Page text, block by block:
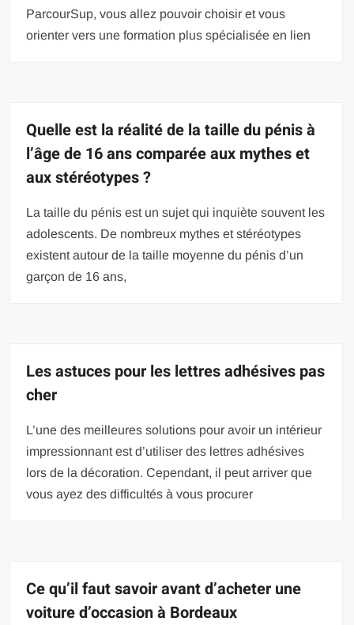
ParcourSup, vous allez pouvoir choisir et vous
orienter vers une formation plus spécialisée en lien
Quelle est la réalité de la taille du pénis à
l’âge de 16 ans comparée aux mythes et
aux stéréotypes ?
La taille du pénis est un sujet qui inquiète souvent les
adolescents. De nombreux mythes et stéréotypes
existent autour de la taille moyenne du pénis d’un
garçon de 16 ans,
Les astuces pour les lettres adhésives pas
cher
L’une des meilleures solutions pour avoir un intérieur
impressionnant est d’utiliser des lettres adhésives
lors de la décoration. Cependant, il peut arriver que
vous ayez des difficultés à vous procurer
Ce qu’il faut savoir avant d’acheter une
voiture d’occasion à Bordeaux